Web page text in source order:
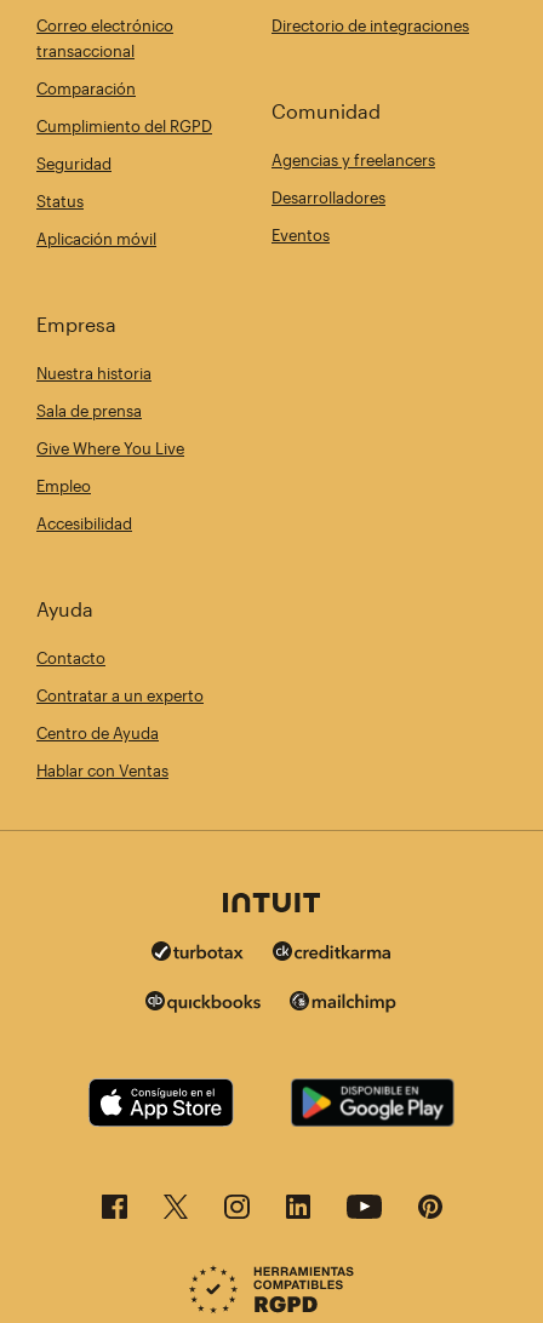
Correo electrónico
transaccional
Comparación
Cumplimiento del RGPD
Seguridad
Status
Aplicación móvil
Directorio de integraciones
Comunidad
Agencias y freelancers
Desarrolladores
Eventos
Empresa
Nuestra historia
Sala de prensa
Give Where You Live
Empleo
Accesibilidad
Ayuda
Contacto
Contratar a un experto
Centro de Ayuda
Hablar con Ventas